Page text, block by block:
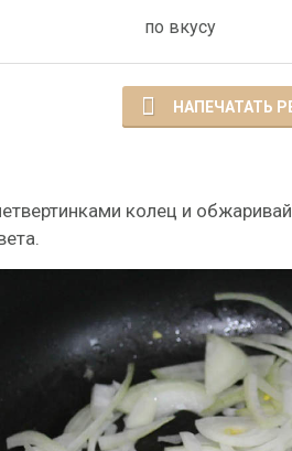
по вкусу
НАПЕЧАТАТЬ
колец и